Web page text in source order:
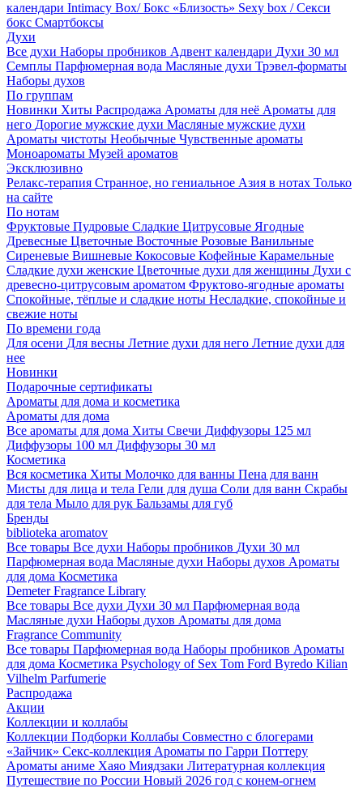
календари Intimacy Box/ Бокс «Близость» Sexy box / Секси
бокс Смартбоксы
Духи
Все духи Наборы пробников Адвент календари Духи 30 мл
Семплы Парфюмерная вода Масляные духи Трэвел-форматы
Наборы духов
По группам
Новинки Хиты Распродажа Ароматы для неё Ароматы для
него Дорогие мужские духи Масляные мужские духи
Ароматы чистоты Необычные Чувственные ароматы
Моноароматы Музей ароматов
Эксклюзивно
Релакс-терапия Странное, но гениальное Азия в нотах Только
на сайте
По нотам
Фруктовые Пудровые Сладкие Цитрусовые Ягодные
Древесные Цветочные Восточные Розовые Ванильные
Сиреневые Вишневые Кокосовые Кофейные Карамельные
Сладкие духи женские Цветочные духи для женщины Духи с
древесно-цитрусовым ароматом Фруктово-ягодные ароматы
Спокойные, тёплые и сладкие ноты Несладкие, спокойные и
свежие ноты
По времени года
Для осени Для весны Летние духи для него Летние духи для
нее
Новинки
Подарочные сертификаты
Ароматы для дома и косметика
Ароматы для дома
Все ароматы для дома Хиты Свечи Диффузоры 125 мл
Диффузоры 100 мл Диффузоры 30 мл
Косметика
Вся косметика Хиты Молочко для ванны Пена для ванн
Мисты для лица и тела Гели для душа Соли для ванн Скрабы
для тела Мыло для рук Бальзамы для губ
Бренды
biblioteka aromatov
Все товары Все духи Наборы пробников Духи 30 мл
Парфюмерная вода Масляные духи Наборы духов Ароматы
для дома Косметика
Demeter Fragrance Library
Все товары Все духи Духи 30 мл Парфюмерная вода
Масляные духи Наборы духов Ароматы для дома
Fragrance Community
Все товары Парфюмерная вода Наборы пробников Ароматы
для дома Косметика Psychology of Sex Tom Ford Byredo Kilian
Vilhelm Parfumerie
Распродажа
Акции
Коллекции и коллабы
Коллекции Подборки Коллабы Совместно с блогерами
«Зайчик» Секс-коллекция Ароматы по Гарри Поттеру
Ароматы аниме Хаяо Миядзаки Литературная коллекция
Путешествие по России Новый 2026 год с конем-огнем